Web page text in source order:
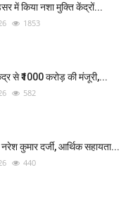
में किया नशा मुक्ति केंद्रों...
1853
से ₹1000 करोड़ की मंजूरी,...
582
कुमार दर्जी, आर्थिक सहायता...
440